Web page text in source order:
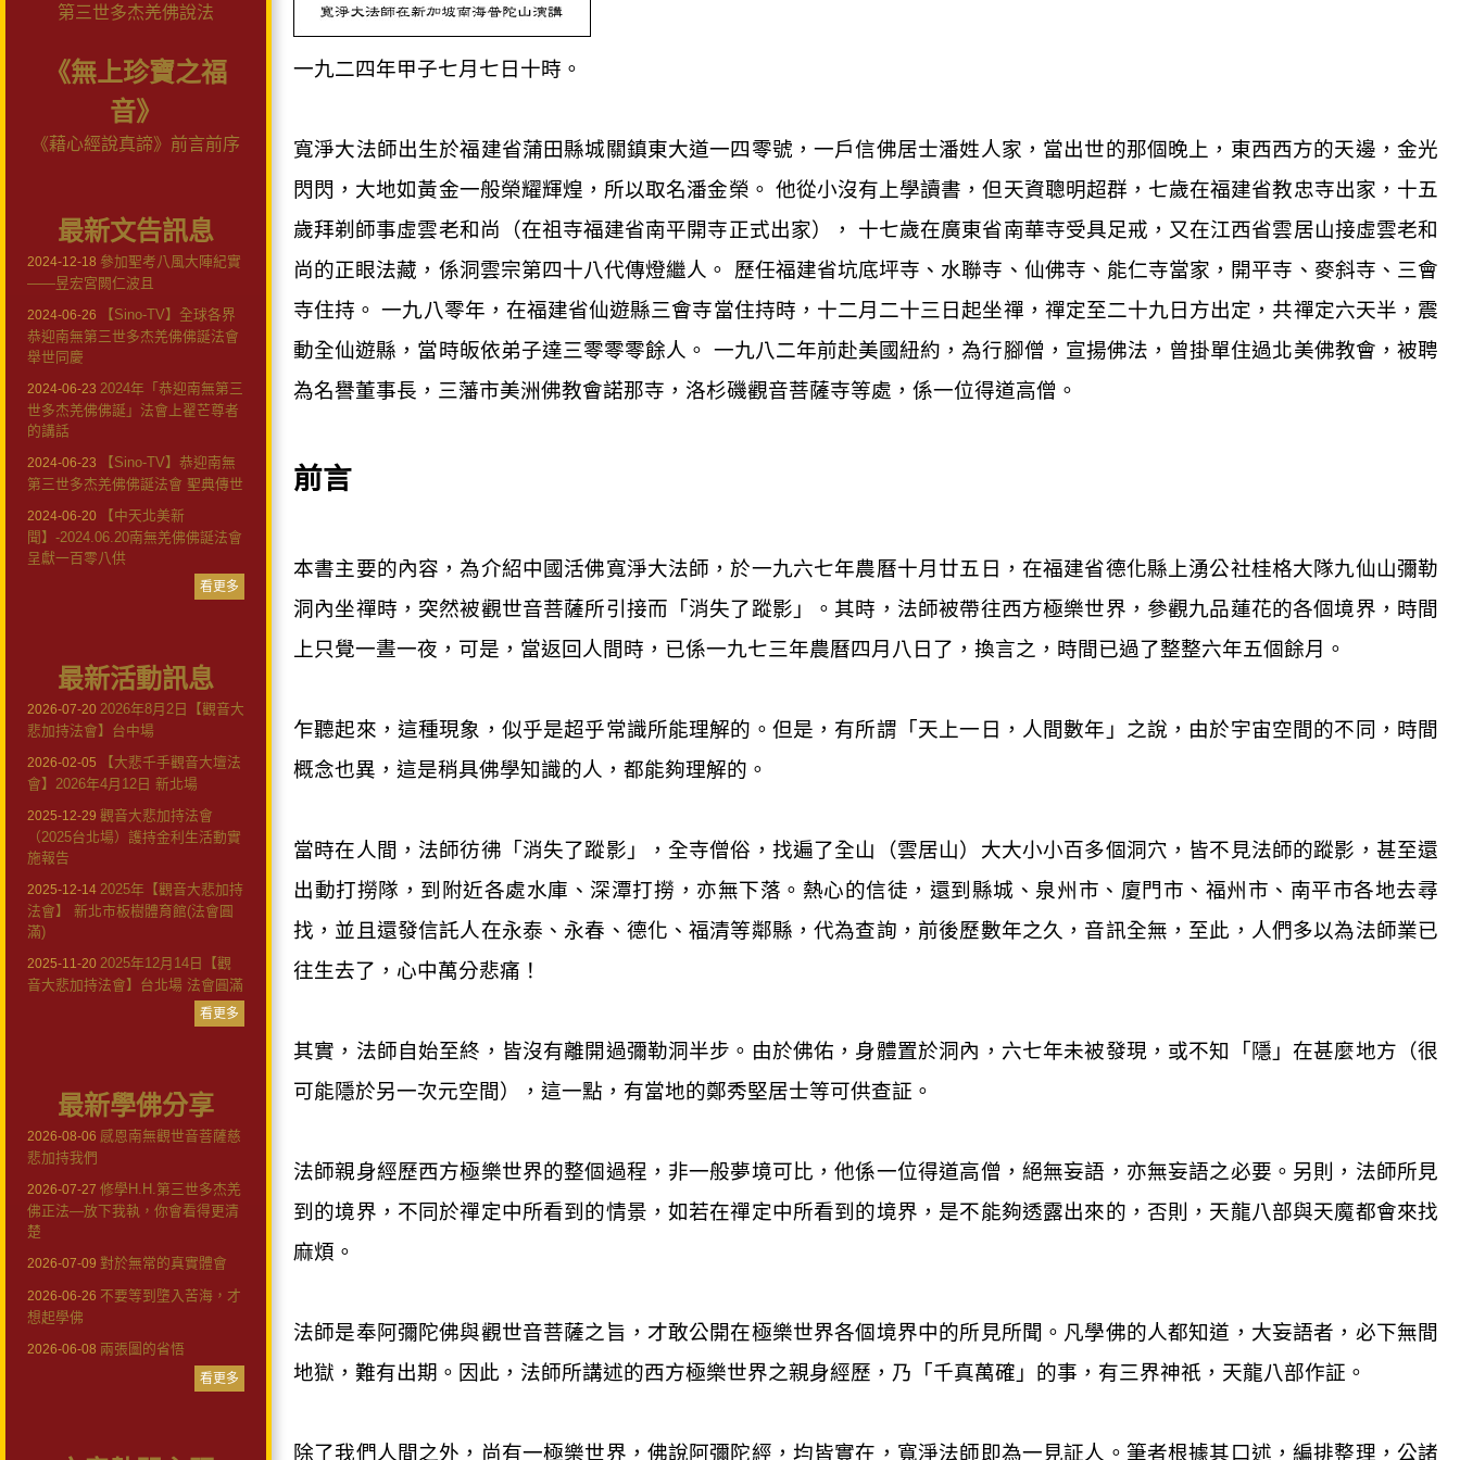
第三世多杰羌佛說法
《無上珍寶之福
音》
《藉心經說真諦》前言前序
最新文告訊息
2024-12-18 參加聖考八風大陣紀實
——昱宏宮闕仁波且
2024-06-26
【Sino-TV】全球各界
恭迎南無第三世多杰羌佛佛誕法會
舉世同慶
2024-06-23 2024年「恭迎南無第三
世多杰羌佛佛誕」法會上翟芒尊者
的講話
2024-06-23
【Sino-TV】恭迎南無
第三世多杰羌佛佛誕法會 聖典傳世
2024-06-20
【中天北美新
聞】-2024.06.20南無羌佛佛誕法會
呈獻一百零八供
看更多
最新活動訊息
2026-07-20 2026年8月2日【觀音大
悲加持法會】台中場
2026-02-05
【大悲千手觀音大壇法
會】2026年4月12日 新北場
2025-12-29 觀音大悲加持法會
（2025台北場）護持金利生活動實
施報告
2025-12-14 2025年【觀音大悲加持
法會】 新北市板樹體育館(法會圓
滿)
2025-11-20 2025年12月14日【觀
音大悲加持法會】台北場 法會圓滿
看更多
最新學佛分享
2026-08-06 感恩南無觀世音菩薩慈
悲加持我們
2026-07-27 修學H.H.第三世多杰羌
佛正法—放下我執，你會看得更清
楚
2026-07-09 對於無常的真實體會
2026-06-26 不要等到墮入苦海，才
想起學佛
2026-06-08 兩張圖的省悟
看更多
一九二四年甲子七月七日十時。
寬淨大法師出生於福建省蒲田縣城關鎮東大道一四零號，一戶信佛居士潘姓人家，當出世的那個晚上，東西西方的天邊，金光
閃閃，大地如黃金一般榮耀輝煌，所以取名潘金榮。 他從小沒有上學讀書，但天資聰明超群，七歲在福建省教忠寺出家，十五
歲拜剃師事虛雲老和尚（在祖寺福建省南平開寺正式出家）， 十七歲在廣東省南華寺受具足戒，又在江西省雲居山接虛雲老和
尚的正眼法藏，係洞雲宗第四十八代傳燈繼人。 歷任福建省坑底坪寺、水聯寺、仙佛寺、能仁寺當家，開平寺、麥斜寺、三會
寺住持。 一九八零年，在福建省仙遊縣三會寺當住持時，十二月二十三日起坐禪，禪定至二十九日方出定，共禪定六天半，震
動全仙遊縣，當時皈依弟子達三零零零餘人。 一九八二年前赴美國紐約，為行腳僧，宣揚佛法，曾掛單住過北美佛教會，被聘
為名譽董事長，三藩市美洲佛教會諾那寺，洛杉磯觀音菩薩寺等處，係一位得道高僧。
前言
本書主要的內容，為介紹中國活佛寬淨大法師，於一九六七年農曆十月廿五日，在福建省德化縣上湧公社桂格大隊九仙山彌勒
洞內坐禪時，突然被觀世音菩薩所引接而「消失了蹤影」。其時，法師被帶往西方極樂世界，參觀九品蓮花的各個境界，時間
上只覺一晝一夜，可是，當返回人間時，已係一九七三年農曆四月八日了，換言之，時間已過了整整六年五個餘月。
乍聽起來，這種現象，似乎是超乎常識所能理解的。但是，有所謂「天上一日，人間數年」之說，由於宇宙空間的不同，時間
概念也異，這是稍具佛學知識的人，都能夠理解的。
當時在人間，法師彷彿「消失了蹤影」，全寺僧俗，找遍了全山（雲居山）大大小小百多個洞穴，皆不見法師的蹤影，甚至還
出動打撈隊，到附近各處水庫、深潭打撈，亦無下落。熱心的信徒，還到縣城、泉州市、廈門市、福州市、南平市各地去尋
找，並且還發信託人在永泰、永春、德化、福清等鄰縣，代為查詢，前後歷數年之久，音訊全無，至此，人們多以為法師業已
往生去了，心中萬分悲痛！
其實，法師自始至終，皆沒有離開過彌勒洞半步。由於佛佑，身體置於洞內，六七年未被發現，或不知「隱」在甚麼地方（很
可能隱於另一次元空間），這一點，有當地的鄭秀堅居士等可供查証。
法師親身經歷西方極樂世界的整個過程，非一般夢境可比，他係一位得道高僧，絕無妄語，亦無妄語之必要。另則，法師所見
到的境界，不同於禪定中所看到的情景，如若在禪定中所看到的境界，是不能夠透露出來的，否則，天龍八部與天魔都會來找
麻煩。
法師是奉阿彌陀佛與觀世音菩薩之旨，才敢公開在極樂世界各個境界中的所見所聞。凡學佛的人都知道，大妄語者，必下無間
地獄，難有出期。因此，法師所講述的西方極樂世界之親身經歷，乃「千真萬確」的事，有三界神祇，天龍八部作証。
除了我們人間之外，尚有一極樂世界，佛說阿彌陀經，均皆實在，寬淨法師即為一見証人。筆者根據其口述，編排整理，公諸